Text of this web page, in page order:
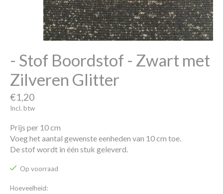
- Stof Boordstof - Zwart met
Zilveren Glitter
€1,20
Incl. btw
Prijs per 10 cm
Voeg het aantal gewenste eenheden van 10 cm toe.
De stof wordt in één stuk geleverd.
Op voorraad
Hoeveelheid: